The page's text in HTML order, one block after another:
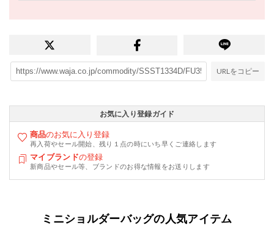
URLをコピー
お気に入り登録ガイド
商品のお気に入り登録
再入荷やセール開始、残り１点の時にいち早くご連絡します
マイブランドの登録
新商品やセール等、ブランドのお得な情報をお送りします
ミニショルダーバッグの人気アイテム